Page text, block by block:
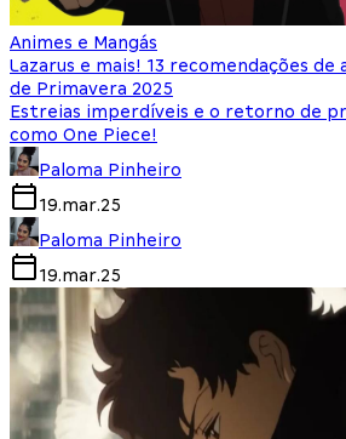
Animes e Mangás
Lazarus e mais! 13 recomendações de
de Primavera 2025
Estreias imperdíveis e o retorno de
como One Piece!
Paloma Pinheiro
19.mar.25
Paloma Pinheiro
19.mar.25